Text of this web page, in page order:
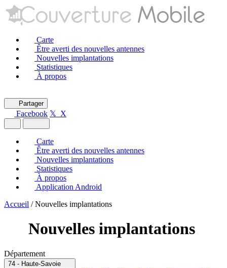
Carte
Être averti des nouvelles antennes
Nouvelles implantations
Statistiques
À propos
Partager
Facebook 𝕏 X
Carte
Être averti des nouvelles antennes
Nouvelles implantations
Statistiques
À propos
Application Android
Accueil / Nouvelles implantations
Nouvelles implantations
Département
74 - Haute-Savoie